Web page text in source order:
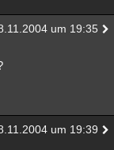
um 19:35
um 19:39